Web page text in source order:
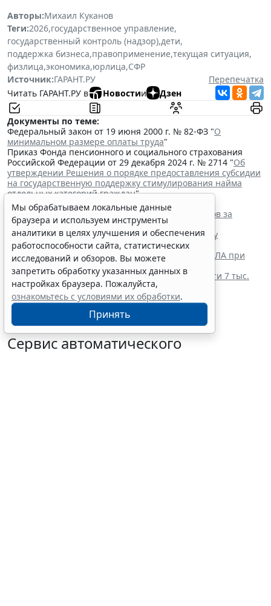
Авторы:Михаил Куканов
Теги:2026,государственное управление,
государственный контроль (надзор),дети,
поддержка бизнеса,правоприменение,текущая ситуация,
физлица,экономика,юрлица,СФР
Источник:ГАРАНТ.РУ
Перепечатка
Читать ГАРАНТ.РУ в
Новостии Дзен
Документы по теме:
Федеральный закон от 19 июня 2000 г. № 82-ФЗ "О
минимальном размере оплаты труда"
Приказ Фонда пенсионного и социального страхования
Российской Федерации от 29 декабря 2024 г. № 2714 "Об
утверждении Решения о порядке предоставления субсидии
на государственную поддержку стимулирования найма
отдельных категорий граждан"
Читайте также:
Сервис автоматического аннулирования патентов за
неуплату запустят с 10 августа
Отчет о выполнении квоты для приема на работу
инвалидов надо сдать до 12 октября
Работодатель вправе учитывать опасность от БПЛА при
оценке профрисков
Предельный размер больничного достигает почти 7 тыс.
руб. в день в 2026 году
Сервис автоматического
Мы обрабатываем локальные данные
браузера и используем инструменты
аналитики в целях улучшения и обеспечения
работоспособности сайта, статистических
исследований и обзоров. Вы можете
запретить обработку указанных данных в
настройках браузера. Пожалуйста,
ознакомьтесь с условиями их обработки.
Принять